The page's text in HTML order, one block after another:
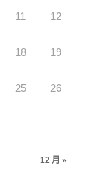
12 月 »
11 12
18 19
25 26